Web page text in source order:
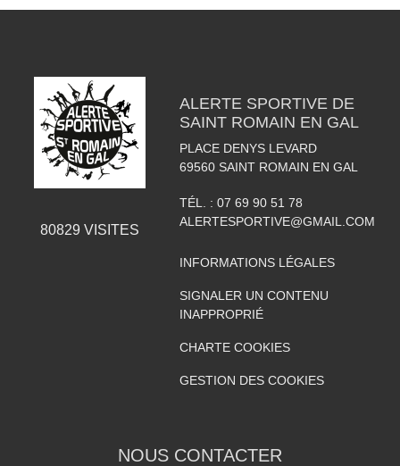
80829 VISITES
ALERTE SPORTIVE DE
SAINT ROMAIN EN GAL
PLACE DENYS LEVARD
69560 SAINT ROMAIN EN GAL
TÉL. : 07 69 90 51 78
ALERTESPORTIVE@GMAIL.COM
INFORMATIONS LÉGALES
SIGNALER UN CONTENU
INAPPROPRIÉ
CHARTE COOKIES
GESTION DES COOKIES
NOUS CONTACTER